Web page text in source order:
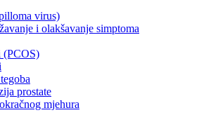
virus)
i olakšavanje simptoma
(PCOS)
prostate
mjehura